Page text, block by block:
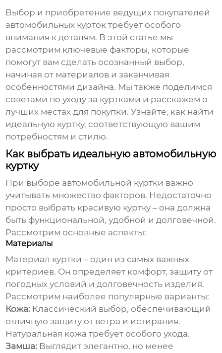
Выбор и приобретение ведущих покупателей
автомобильных курток требует особого
внимания к деталям. В этой статье мы
рассмотрим ключевые факторы, которые
помогут вам сделать осознанный выбор,
начиная от материалов и заканчивая
особенностями дизайна. Мы также поделимся
советами по уходу за куртками и расскажем о
лучших местах для покупки. Узнайте, как найти
идеальную куртку, соответствующую вашим
потребностям и стилю.
Как выбрать идеальную автомобильную
куртку
При выборе автомобильной куртки важно
учитывать множество факторов. Недостаточно
просто выбрать красивую куртку – она должна
быть функциональной, удобной и долговечной.
Рассмотрим основные аспекты:
Материалы
Материал куртки – один из самых важных
критериев. Он определяет комфорт, защиту от
погодных условий и долговечность изделия.
Рассмотрим наиболее популярные варианты:
Кожа: Классический выбор, обеспечивающий
отличную защиту от ветра и истирания.
Натуральная кожа требует особого ухода.
Замша: Выглядит элегантно, но менее